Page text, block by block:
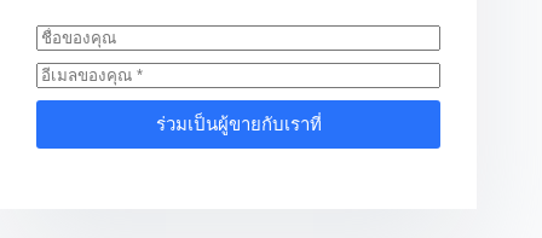
ร่วมเป็นผู้ขายกับเราที่